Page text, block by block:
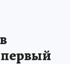
в
первый